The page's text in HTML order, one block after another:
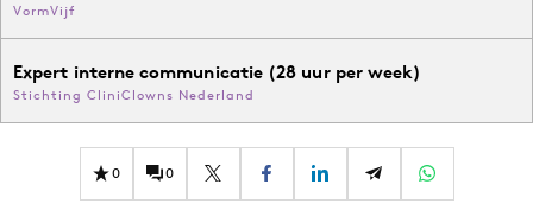
VormVijf
Expert interne communicatie (28 uur per week)
Stichting CliniClowns Nederland
0 0